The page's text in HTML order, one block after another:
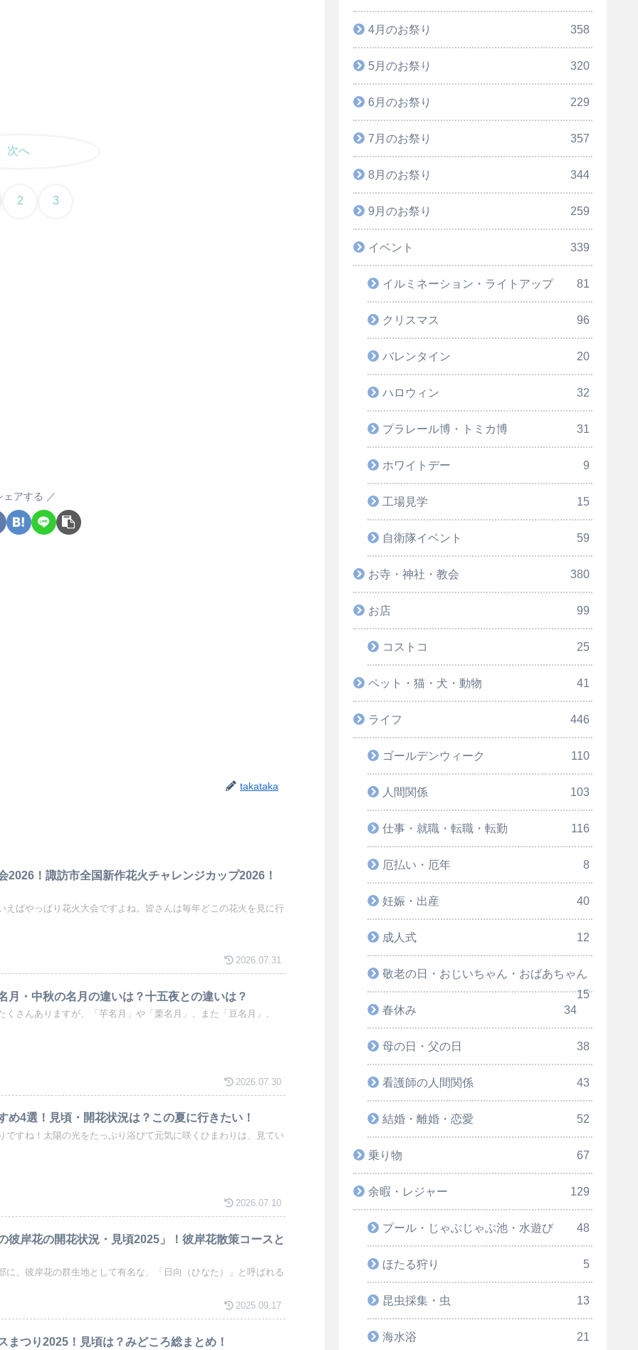
次へ
2 3
ェアする
takataka
2026！諏訪市全国新作花火チャレンジカップ2026！
えばやっぱり花火大会ですよね。皆さんは毎年どこの花火を見に行
2026.07.31
月・中秋の名月の違いは？十五夜との違いは？
くさんありますが、「芋名月」や「栗名月」、また「豆名月」、
2026.07.30
め4選！見頃・開花状況は？この夏に行きたい！
ですね！太陽の光をたっぷり浴びて元気に咲くひまわりは、見てい
2026.07.10
彼岸花の開花状況・見頃2025」！彼岸花散策コースと
に、彼岸花の群生地として有名な、「日向（ひなた）」と呼ばれる
2025.09.17
まつり2025！見頃は？みどころ総まとめ！
4月のお祭り 358
5月のお祭り 320
6月のお祭り 229
7月のお祭り 357
8月のお祭り 344
9月のお祭り 259
イベント 339
イルミネーション・ライトアップ 81
クリスマス 96
バレンタイン 20
ハロウィン 32
プラレール博・トミカ博 31
ホワイトデー 9
工場見学 15
自衛隊イベント 59
お寺・神社・教会 380
お店 99
コストコ 25
ペット・猫・犬・動物 41
ライフ 446
ゴールデンウィーク 110
人間関係 103
仕事・就職・転職・転勤 116
厄払い・厄年 8
妊娠・出産 40
成人式 12
敬老の日・おじいちゃん・おばあちゃん
15
春休み
34
母の日・父の日 38
看護師の人間関係 43
結婚・離婚・恋愛 52
乗り物 67
余暇・レジャー 129
プール・じゃぶじゃぶ池・水遊び 48
ほたる狩り 5
昆虫採集・虫 13
海水浴 21